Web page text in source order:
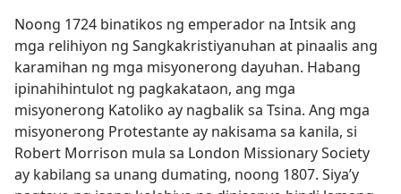
Noong 1724 binatikos ng emperador na Intsik ang
mga relihiyon ng Sangkakristiyanuhan at pinaalis ang
karamihan ng mga misyonerong dayuhan. Habang
ipinahihintulot ng pagkakataon, ang mga
misyonerong Katoliko ay nagbalik sa Tsina. Ang mga
misyonerong Protestante ay nakisama sa kanila, si
Robert Morrison mula sa London Missionary Society
ay kabilang sa unang dumating, noong 1807. Siya’y